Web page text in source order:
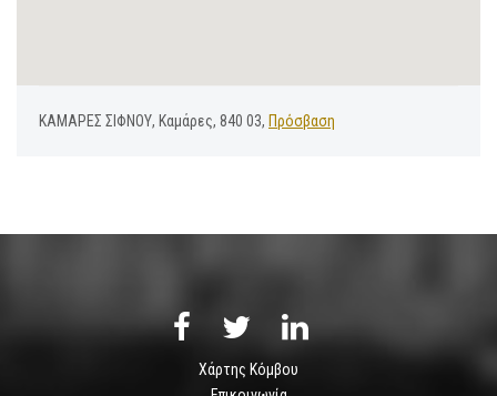
ΚΑΜΑΡΕΣ ΣΙΦΝΟΥ, Καμάρες, 840 03, Πρόσβαση
Χάρτης Κόμβου